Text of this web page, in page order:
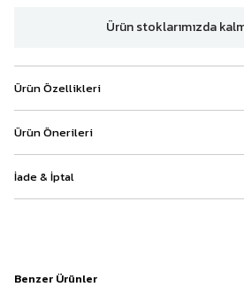
Ürün stoklarımızda
Ürün Özellikleri
Ürün Önerileri
İade & İptal
Benzer Ürünler